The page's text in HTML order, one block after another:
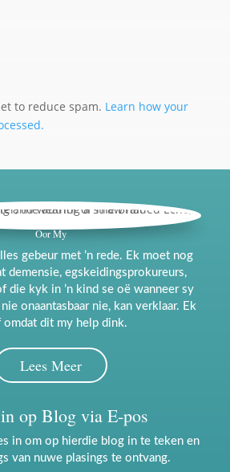
to reduce spam. Learn how your
Oor My
gebeur met ’n rede. Ek moet nog
demensie, egskeidingsprokureurs,
die kyk in ’n kind se oë wanneer sy
onaantasbaar nie, kan verklaar. Ek
omdat dit my help dink.
Dit is nie ’n tragedie nie. Ek is nie
Ek staan op. Ek daag op vir
is ek kwaad. Party dae huil ek. Party
dae is ek net moeg.
Lees Meer
op Blog via E-pos
in om op hierdie blog in te teken en
van nuwe plasings te ontvang.